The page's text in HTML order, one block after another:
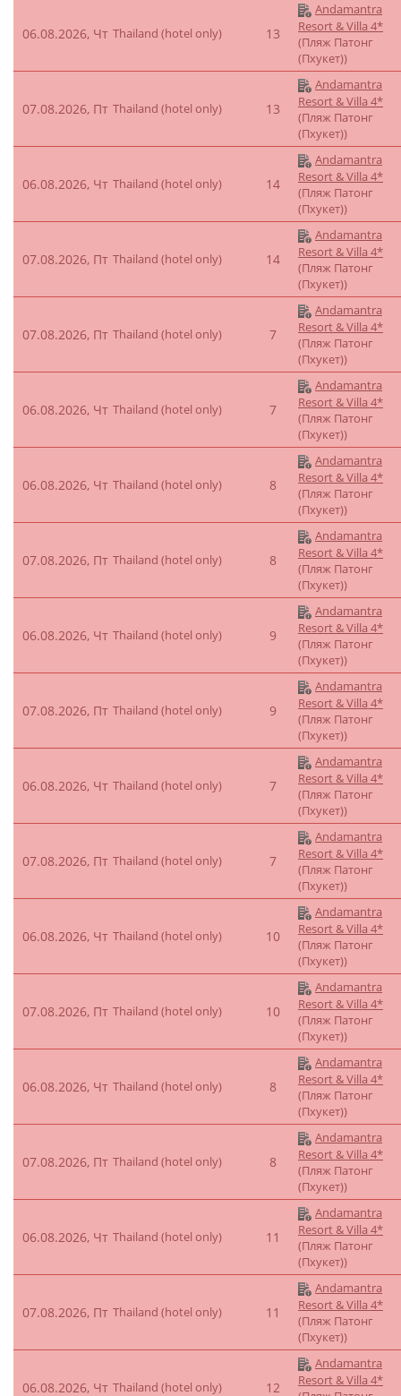
06.08.2026, Чт Thailand (hotel only) 13
Andamantra
Resort & Villa 4*
(Пляж Патонг
(Пхукет))
07.08.2026, Пт Thailand (hotel only) 13
Andamantra
Resort & Villa 4*
(Пляж Патонг
(Пхукет))
06.08.2026, Чт Thailand (hotel only) 14
Andamantra
Resort & Villa 4*
(Пляж Патонг
(Пхукет))
07.08.2026, Пт Thailand (hotel only) 14
Andamantra
Resort & Villa 4*
(Пляж Патонг
(Пхукет))
07.08.2026, Пт Thailand (hotel only) 7
Andamantra
Resort & Villa 4*
(Пляж Патонг
(Пхукет))
06.08.2026, Чт Thailand (hotel only) 7
Andamantra
Resort & Villa 4*
(Пляж Патонг
(Пхукет))
06.08.2026, Чт Thailand (hotel only) 8
Andamantra
Resort & Villa 4*
(Пляж Патонг
(Пхукет))
07.08.2026, Пт Thailand (hotel only) 8
Andamantra
Resort & Villa 4*
(Пляж Патонг
(Пхукет))
06.08.2026, Чт Thailand (hotel only) 9
Andamantra
Resort & Villa 4*
(Пляж Патонг
(Пхукет))
07.08.2026, Пт Thailand (hotel only) 9
Andamantra
Resort & Villa 4*
(Пляж Патонг
(Пхукет))
06.08.2026, Чт Thailand (hotel only) 7
Andamantra
Resort & Villa 4*
(Пляж Патонг
(Пхукет))
07.08.2026, Пт Thailand (hotel only) 7
Andamantra
Resort & Villa 4*
(Пляж Патонг
(Пхукет))
06.08.2026, Чт Thailand (hotel only) 10
Andamantra
Resort & Villa 4*
(Пляж Патонг
(Пхукет))
07.08.2026, Пт Thailand (hotel only) 10
Andamantra
Resort & Villa 4*
(Пляж Патонг
(Пхукет))
06.08.2026, Чт Thailand (hotel only) 8
Andamantra
Resort & Villa 4*
(Пляж Патонг
(Пхукет))
07.08.2026, Пт Thailand (hotel only) 8
Andamantra
Resort & Villa 4*
(Пляж Патонг
(Пхукет))
06.08.2026, Чт Thailand (hotel only) 11
Andamantra
Resort & Villa 4*
(Пляж Патонг
(Пхукет))
07.08.2026, Пт Thailand (hotel only) 11
Andamantra
Resort & Villa 4*
(Пляж Патонг
(Пхукет))
06.08.2026, Чт Thailand (hotel only) 12
Andamantra
Resort & Villa 4*